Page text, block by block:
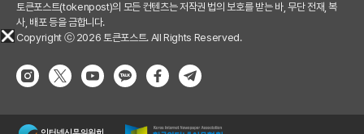
토큰포스트(tokenpost)의 모든 컨텐츠는 저작권 법의 보호를 받는 바, 무단 전재, 복
사, 배포 등을 금합니다.
Copyright ⓒ 2026 토큰포스트. All Rights Reserved.